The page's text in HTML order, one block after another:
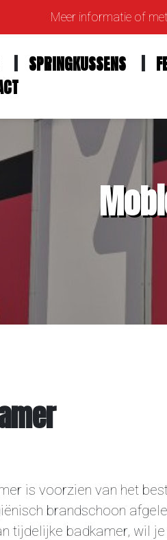
Meer informatie of
SPRINGKUSSENS
is voorzien van het
brandschoon
tijdelijke badkamer, wil je